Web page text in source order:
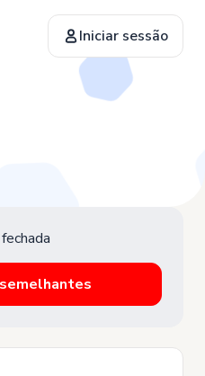
Iniciar sessão
fechada